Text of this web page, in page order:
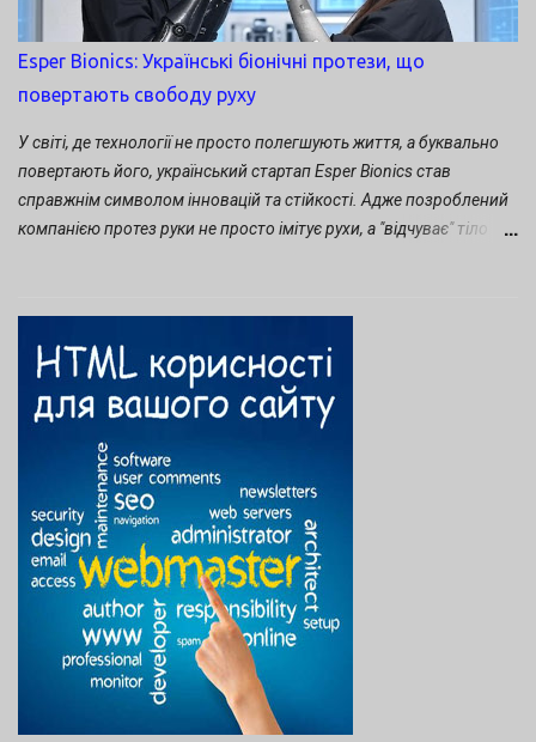
неможливий розвиток сучасної економіки. Проблема виникає в
іншому. Ми часто очікуємо, що університетський проєкт
природно перетвориться на успішний бізнес. Насправді ж між
академічним середовищем і венчурною екосистемою існує
принципово різна логіка: В академічному світі головною
цінністю є нові знання, наукова новизна, якість дослідження та
професійна е...
Esper Bionics: Українські біонічні протези, що
повертають свободу руху
У світі, де технології не просто полегшують життя, а буквально
повертають його, український стартап Esper Bionics став
справжнім символом інновацій та стійкості. Адже позроблений
компанією протез руки не просто імітує рухи, а "відчуває" тіло
її здобутки до 2023 року ми писали в статті на нашому блозі . А з
початком війни тема протезування стала ще актуальнішою, тому
в 2025 році Esper Bionics очолив рейтинг deep tech України.
Чому ж про цей стартап говорять усе гучніше — від локальних
хабів до міжнародних самітів? З 2023 року стартап суттєво
еволюціонував, особливо під тиском війни, яка прискорила
фокус на реабілітацію ветеранів. Нижче приведений
хронологічний огляд ключових подій і досягнень з 2023 по
листопад 2025 (на основі свіжих даних з медіа та соцмереж).
2023 рік: Масштабування виробництва та перші поставки
Початок масового виробництв...